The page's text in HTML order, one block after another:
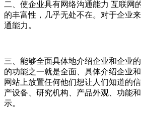
二、使企业具有网络沟通能力 互联网
的丰富性，几乎无处不在。对于企业
通能力。
三、能够全面具体地介绍企业和企业
的功能之一就是全面、具体介绍企业
网站上放置任何他们想让人们知道的
产设备、研究机构、产品外观、功能
示。